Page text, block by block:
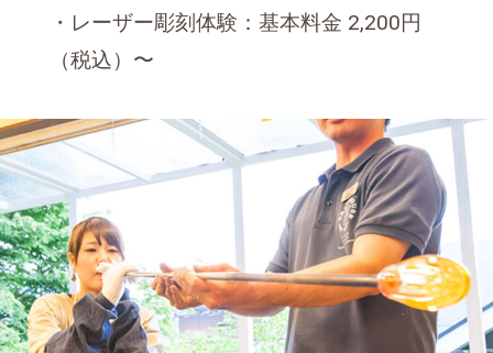
・レーザー彫刻体験：基本料金 2,200円
（税込）〜